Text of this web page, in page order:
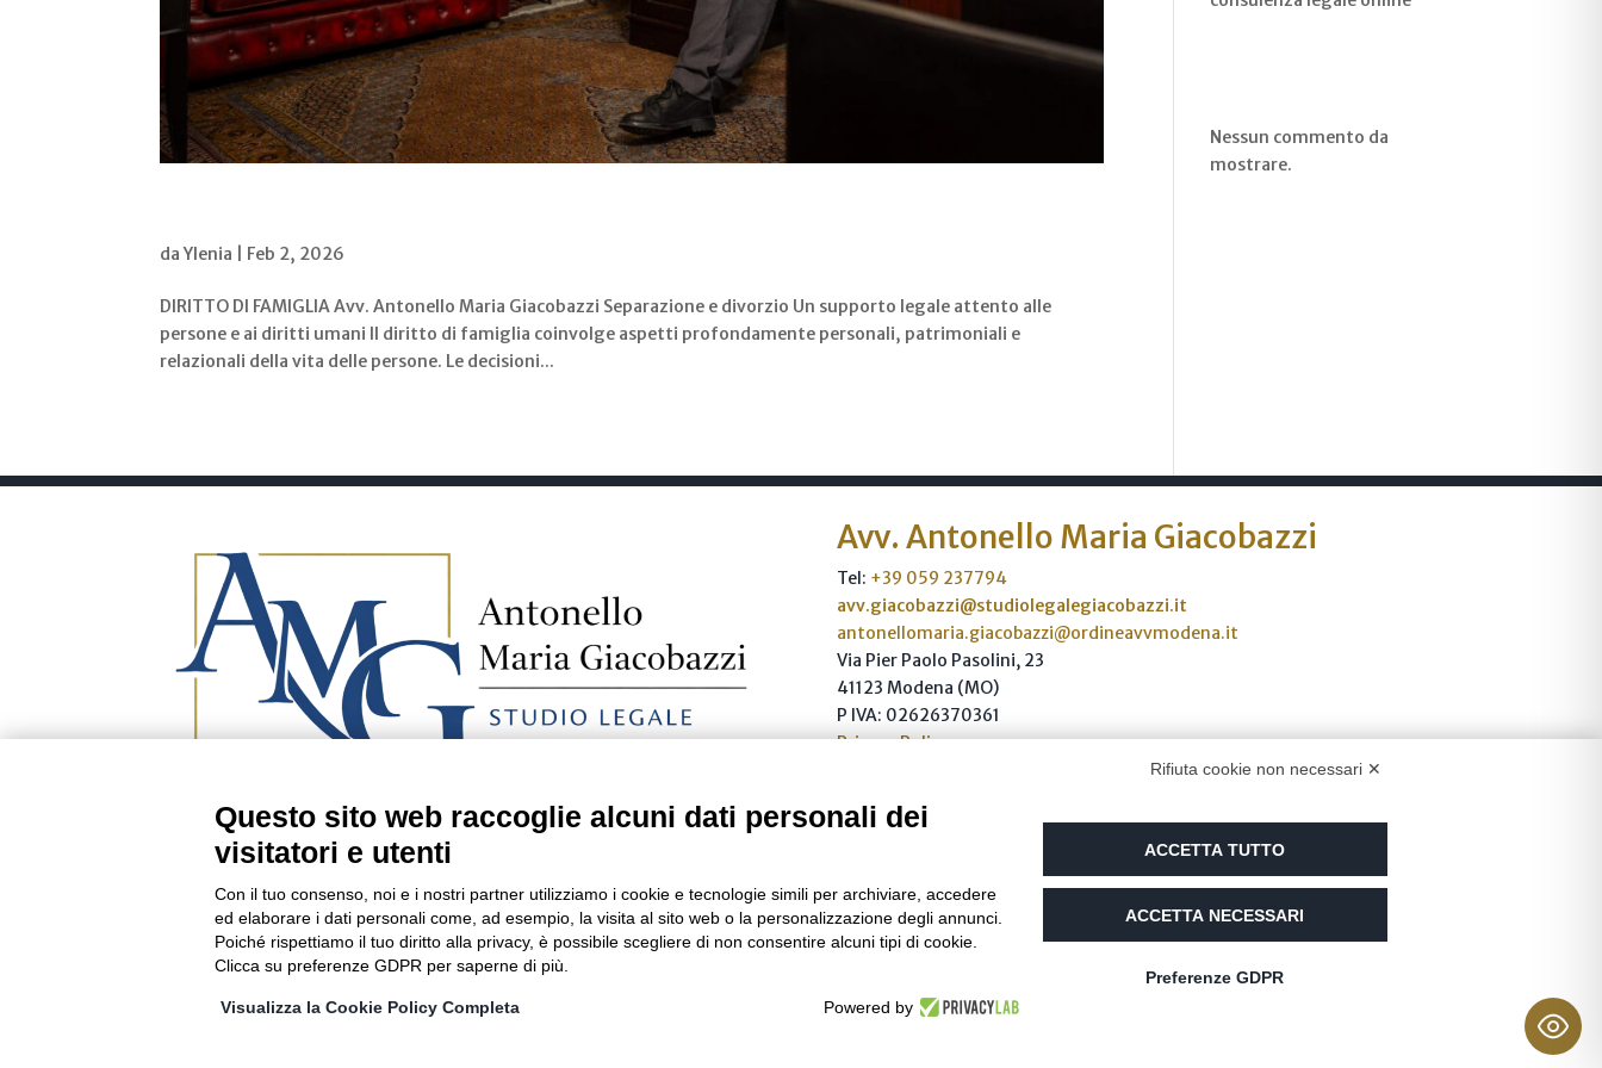
daYlenia Feb 2, 2026
DIRITTO DI FAMIGLIA Avv. Antonello Maria Giacobazzi Separazione e divorzio Un supporto legale attento alle
persone e ai diritti umani Il diritto di famiglia coinvolge aspetti profondamente personali, patrimoniali e
relazionali della vita delle persone. Le decisioni...
Nessun commento da
mostrare.
Avv. Antonello Maria Giacobazzi
Tel: +39 059 237794
avv.giacobazzi@studiolegalegiacobazzi.it
antonellomaria.giacobazzi@ordineavvmodena.it
Via Pier Paolo Pasolini, 23
41123 Modena (MO)
P IVA: 02626370361
Privacy Policy
Scrivici
Privacy Policy–Codice deontologico–Preferenze Cookie| Developed byNetly| Copyright 2026 © all rights reserved
Rifiuta cookie non necessari ✕
Questo sito web raccoglie alcuni dati personali dei
visitatori e utenti
Con il tuo consenso, noi e i nostri partner utilizziamo i cookie e tecnologie simili per archiviare, accedere
ed elaborare i dati personali come, ad esempio, la visita al sito web o la personalizzazione degli annunci.
Poiché rispettiamo il tuo diritto alla privacy, è possibile scegliere di non consentire alcuni tipi di cookie.
Clicca su preferenze GDPR per saperne di più.
Visualizza la Cookie Policy Completa Powered by
ACCETTA TUTTO
ACCETTA NECESSARI
Preferenze GDPR